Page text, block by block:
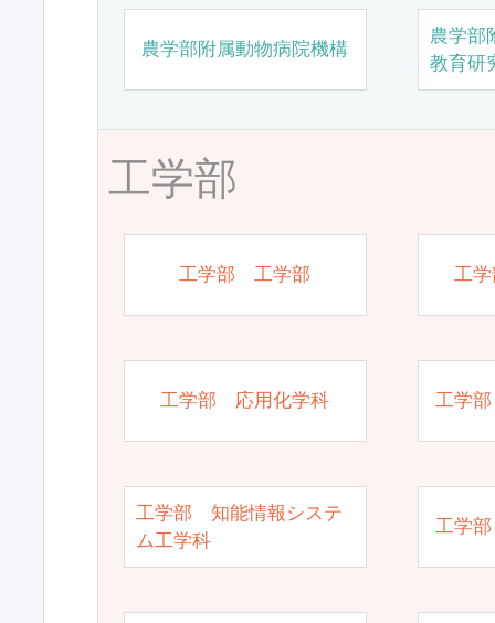
農学部附属動物病院機構
農学部
教育研
工学部
工学部 工学部 工
工学部 応用化学科 工学
工学部 知能情報システ
ム工学科
工学